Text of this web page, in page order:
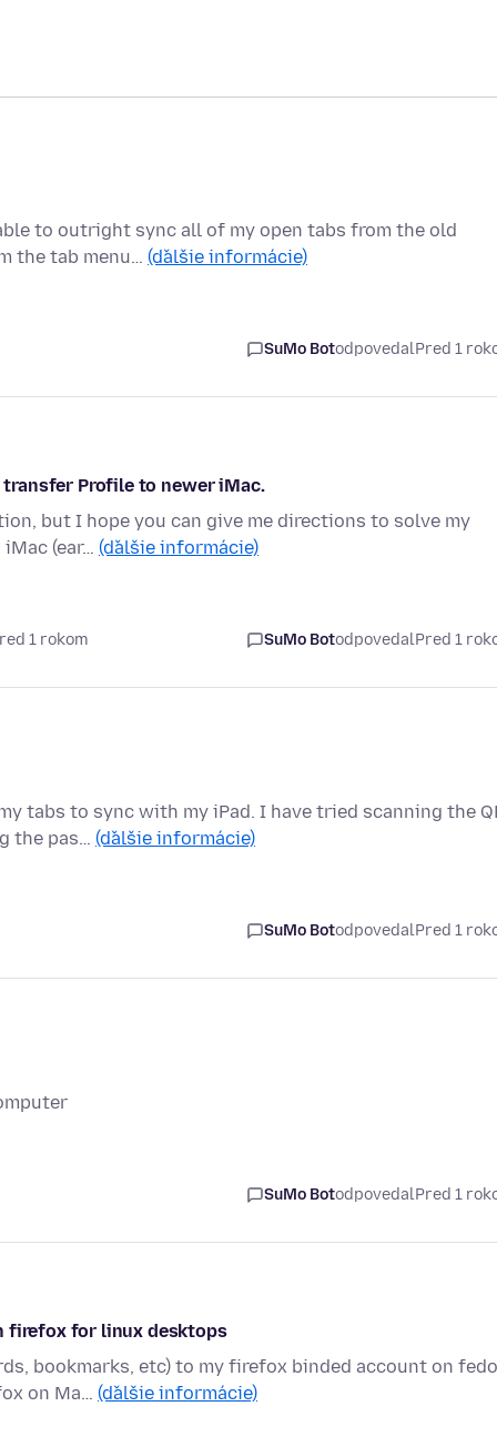
to outright sync all of my open tabs from the old
the tab menu… (ďalšie informácie)
SuMo BotodpovedalPred 1
Profile to newer iMac.
but I hope you can give me directions to solve my
(ear… (ďalšie informácie)
1 rokom SuMo BotodpovedalPred 1
tabs to sync with my iPad. I have tried scanning the
the pas… (ďalšie informácie)
SuMo BotodpovedalPred 1
SuMo BotodpovedalPred 1
firefox for linux desktops
bookmarks, etc) to my firefox binded account on
on Ma… (ďalšie informácie)